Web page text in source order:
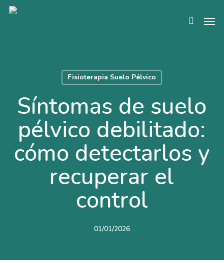
Skip
search
Fisioterapia Suelo Pélvico
Síntomas de suelo
pélvico debilitado:
cómo detectarlos y
recuperar el
control
01/01/2026